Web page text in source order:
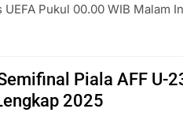
Pukul 00.00 WIB Malam
Piala AFF U-
2025